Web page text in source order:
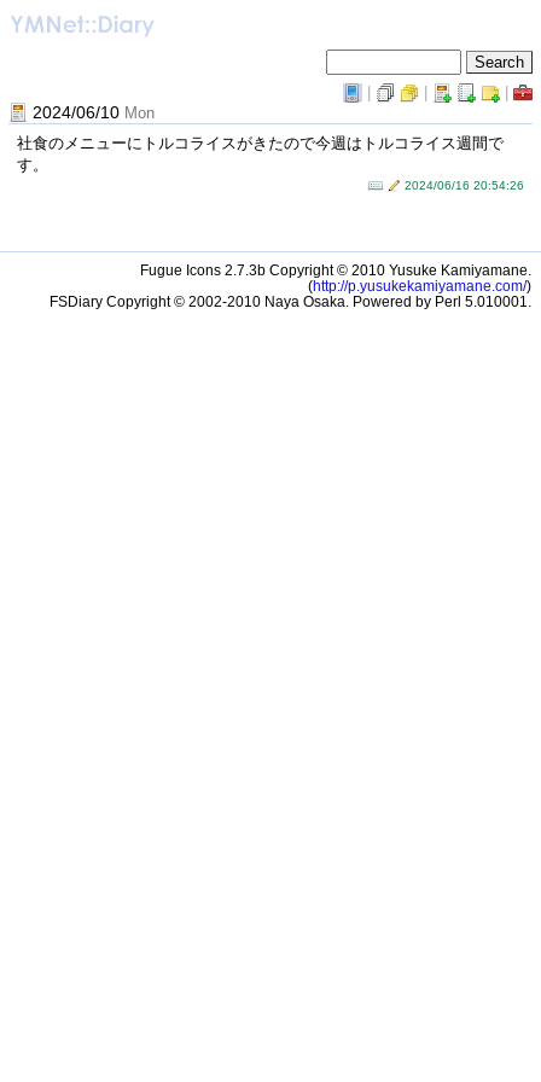
| | |
2024/06/10 Mon
社食のメニューにトルコライスがきたので今週はトルコライス週間で
す。
2024/06/16 20:54:26
Fugue Icons 2.7.3b Copyright © 2010 Yusuke Kamiyamane.
(http://p.yusukekamiyamane.com/)
FSDiary Copyright © 2002-2010 Naya Osaka. Powered by Perl 5.010001.